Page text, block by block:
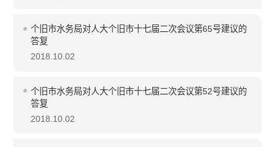
个旧市水务局对人大个旧市十七届二次会议第65号建议的
答复
2018.10.02
个旧市水务局对人大个旧市十七届二次会议第52号建议的
答复
2018.10.02